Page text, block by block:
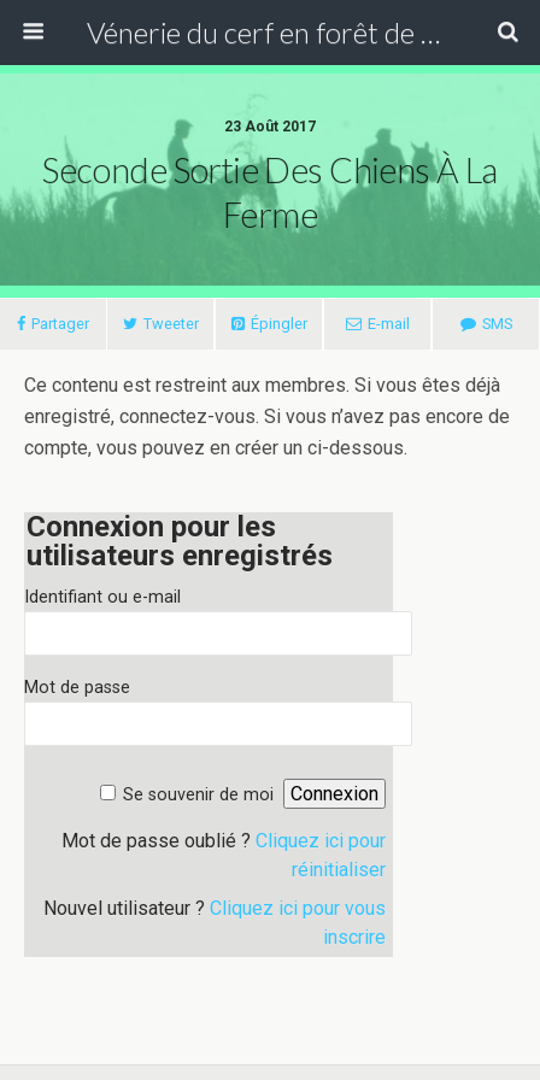
Vénerie du cerf en forêt de Compiègne
23 Août 2017
Seconde Sortie Des Chiens À La
Ferme
Partager Tweeter Épingler E-mail SMS
Ce contenu est restreint aux membres. Si vous êtes déjà
enregistré, connectez-vous. Si vous n’avez pas encore de
compte, vous pouvez en créer un ci-dessous.
Connexion pour les
utilisateurs enregistrés
Identifiant ou e-mail
Mot de passe
Se souvenir de moi
Mot de passe oublié ? Cliquez ici pour
réinitialiser
Nouvel utilisateur ? Cliquez ici pour vous
inscrire